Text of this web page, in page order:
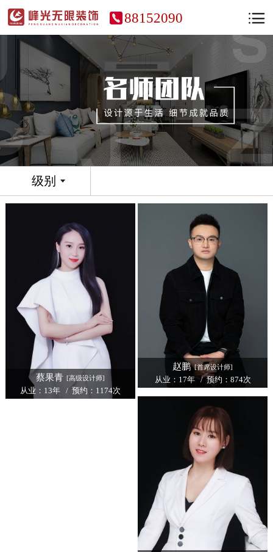
88152090
级别
蔡果青 [高级设计师]
从业：13年 / 预约：1174次
赵鹏 [首席设计师]
从业：17年 / 预约：874次